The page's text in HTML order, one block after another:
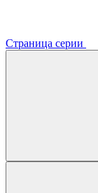
Страница серии